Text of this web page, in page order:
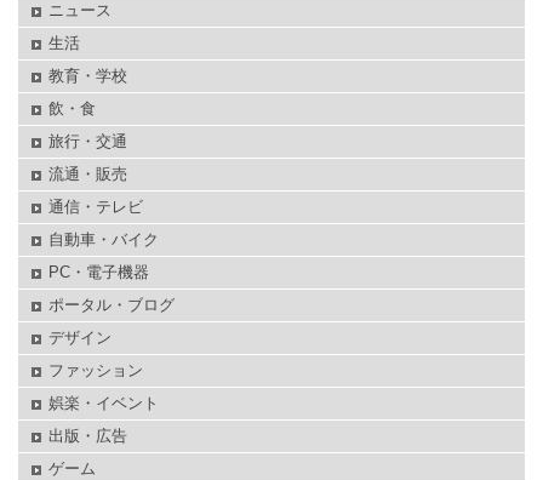
ニュース
生活
教育・学校
飲・食
旅行・交通
流通・販売
通信・テレビ
自動車・バイク
PC・電子機器
ポータル・ブログ
デザイン
ファッション
娯楽・イベント
出版・広告
ゲーム